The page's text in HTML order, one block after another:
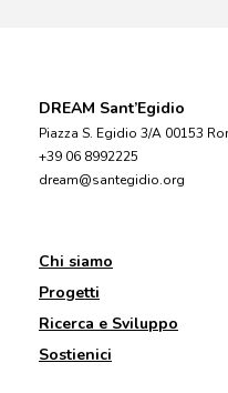
DREAM Sant’Egidio
Piazza S. Egidio 3/A 00153
+39 06 8992225
dream@santegidio.org
Chi siamo
Progetti
Ricerca e Sviluppo
Sostienici